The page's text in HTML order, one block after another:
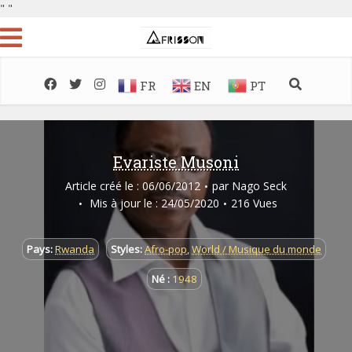
" "
FR EN PT
Evariste Musoni
Article créé le : 06/06/2012 par Nago Seck
Mis à jour le : 24/05/2020
216 Vues
Pays:Rwanda Styles:Afro-pop,World / Musique du monde
Né : 1948